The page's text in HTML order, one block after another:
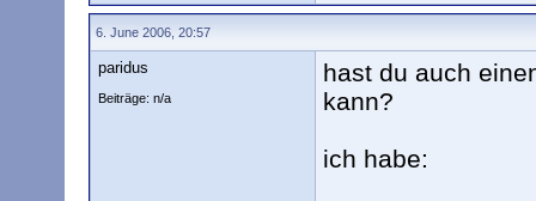
6. June 2006, 20:57
paridus
Beiträge: n/a
hast du auch
kann?
ich habe: